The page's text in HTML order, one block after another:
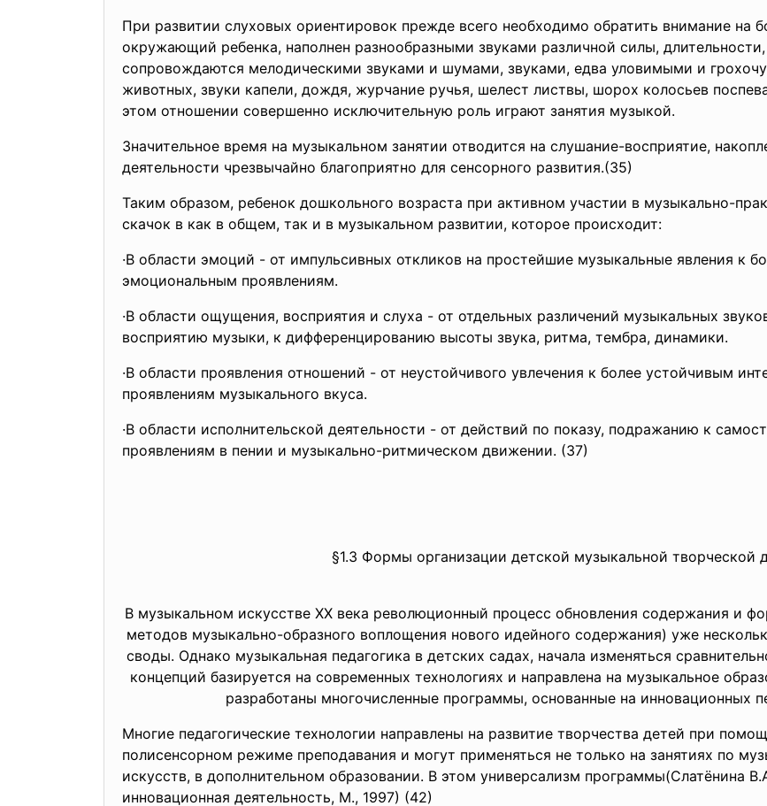
При развитии слуховых ориентировок прежде всего необходимо обратить внимание на
окружающий ребенка, наполнен разнообразными звуками различной силы,
сопровождаются мелодическими звуками и шумами, звуками, едва уловимыми и
животных, звуки капели, дождя, журчание ручья, шелест листвы, шорох колосьев
этом отношении совершенно исключительную роль играют занятия музыкой.
Значительное время на музыкальном занятии отводится на слушание-восприятие,
деятельности чрезвычайно благоприятно для сенсорного развития.(35)
Таким образом, ребенок дошкольного возраста при активном участии в музыкально-
скачок в как в общем, так и в музыкальном развитии, которое происходит:
·В области эмоций - от импульсивных откликов на простейшие музыкальные явления к
эмоциональным проявлениям.
·В области ощущения, восприятия и слуха - от отдельных различений музыкальных
восприятию музыки, к дифференцированию высоты звука, ритма, тембра, динамики.
·В области проявления отношений - от неустойчивого увлечения к более устойчивым
проявлениям музыкального вкуса.
·В области исполнительской деятельности - от действий по показу, подражанию к
проявлениям в пении и музыкально-ритмическом движении. (37)
§1.3 Формы организации детской музыкальной творческой
В музыкальном искусстве XX века революционный процесс обновления содержания и
методов музыкально-образного воплощения нового идейного содержания) уже
своды. Однако музыкальная педагогика в детских садах, начала изменяться
концепций базируется на современных технологиях и направлена на музыкальное
разработаны многочисленные программы, основанные на инновационных
Многие педагогические технологии направлены на развитие творчества детей при
полисенсорном режиме преподавания и могут применяться не только на занятиях по
искусств, в дополнительном образовании. В этом универсализм программы(Слатёнина
инновационная деятельность, М., 1997) (42)